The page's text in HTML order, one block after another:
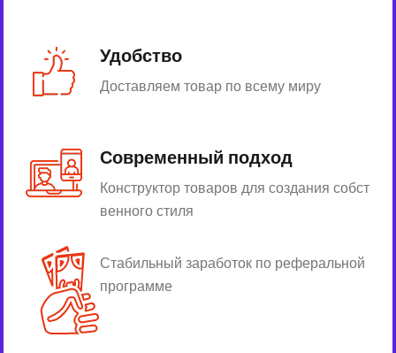
Удобство
Доставляем товар по всему миру
Современный подход
Конструктор товаров для создания собст
венного стиля
Стабильный заработок по реферальной
программе